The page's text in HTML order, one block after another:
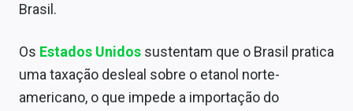
Brasil.
Os Estados Unidos sustentam que o Brasil pratica
uma taxação desleal sobre o etanol norte-
americano, o que impede a importação do